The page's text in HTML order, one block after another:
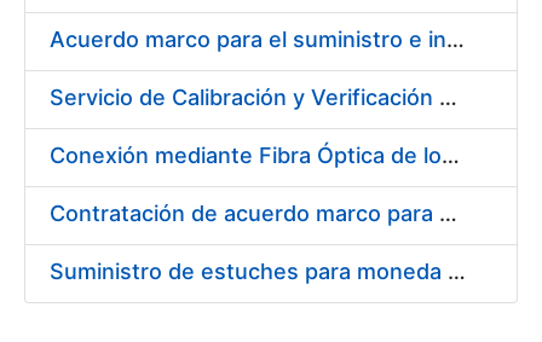
Acuerdo marco para el suministro e instalación de persianas, estores y otros complementos
Servicio de Calibración y Verificación Externa de los Equipos de Medición del Servicio de Prevención de la FNMT-RCM
Conexión mediante Fibra Óptica de los Centros de Proceso de Datos (CPDs) de las sedes de la FNMT-RCM de Burgos y Madrid
Contratación de acuerdo marco para el Suministro de Material de Electricidad para la Fábrica Nacional de Moneda y Timbre-Real Casa de la Moneda en su centro de trabajo de Burgos
Suministro de estuches para moneda de 30 €